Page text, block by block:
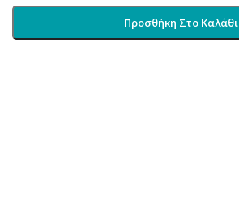
Προσθήκη Στο Καλάθι